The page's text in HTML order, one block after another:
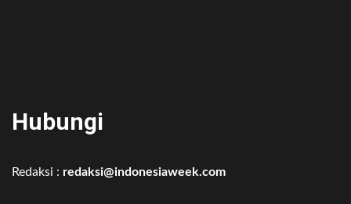
Hubungi
Redaksi : redaksi@indonesiaweek.com